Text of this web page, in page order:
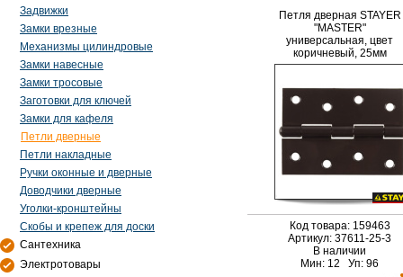
Задвижки
Замки врезные
Механизмы цилиндровые
Замки навесные
Замки тросовые
Заготовки для ключей
Замки для кафеля
Петли дверные
Петли накладные
Ручки оконные и дверные
Доводчики дверные
Уголки-кронштейны
Скобы и крепеж для доски
Сантехника
Электротовары
Петля дверная STAYER
"MASTER"
универсальная, цвет
коричневый, 25мм
Код товара: 159463
Артикул: 37611-25-3
В наличии
Мин: 12 Уп: 96